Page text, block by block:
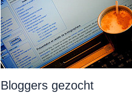
Bloggers gezocht